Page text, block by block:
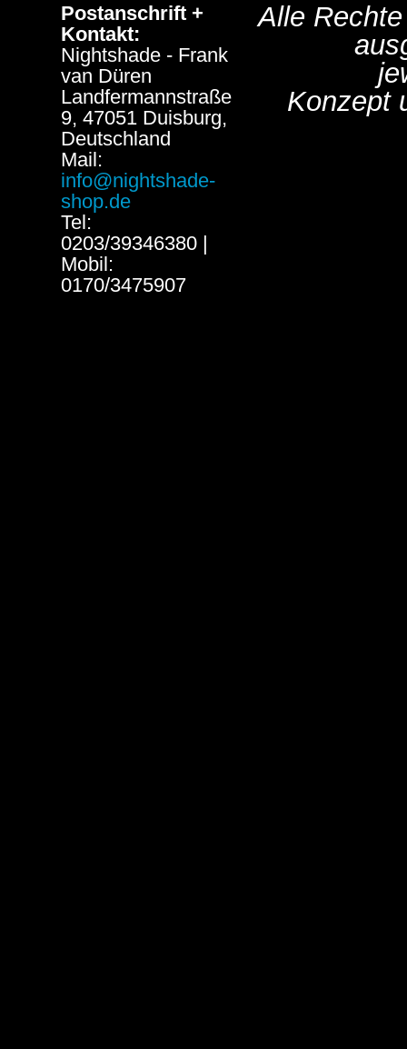
Postanschrift +
Kontakt:
Nightshade - Frank
van Düren
Landfermannstraße
9, 47051 Duisburg,
Deutschland
Mail:
info@nightshade-
shop.de
Tel:
0203/39346380 |
Mobil:
0170/3475907
Alle
Konzept